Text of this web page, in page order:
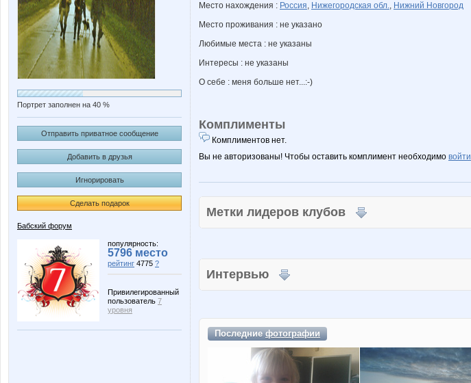
Портрет заполнен на 40 %
Отправить приватное сообщение
Добавить в друзья
Игнорировать
Сделать подарок
Бабский форум
популярность:
5796 место
рейтинг 4775 ?
Привилегированный
пользователь 7
уровня
Место нахождения : Россия, Нижегородская обл., Нижний Новгород
Место проживания : не указано
Любимые места : не указаны
Интересы : не указаны
О себе : меня больше нет...:-)
Комплименты
Комплиментов нет.
Вы не авторизованы! Чтобы оставить комплимент необходимо войти
Метки лидеров клубов
Интервью
Последниефотографии